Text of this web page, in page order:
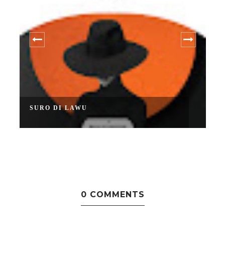
SURO DI LAWU
0 COMMENTS